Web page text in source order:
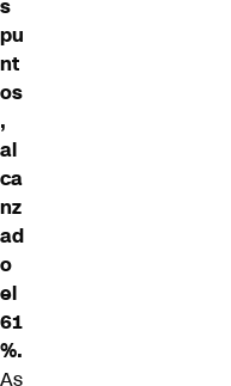
s
pu
nt
os
,
al
ca
nz
ad
o
el
61
%.
As